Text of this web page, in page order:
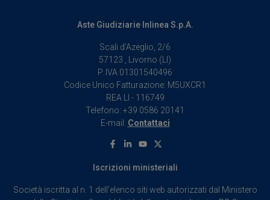
Aste Giudiziarie Inlinea S.p.A.
Scali d’Azeglio, 2/6
57123 , Livorno (LI)
P. IVA 01301540496
Codice Unico Fatturazione: M5UXCR1
REA LI - 116749
Telefono: +39 0586 20141
E-mail: Contattaci
Facebook
LinkedinYoutube
X
Iscrizioni ministeriali
Società iscritta al n. 1 dell’elenco siti web autorizzati dal Ministero